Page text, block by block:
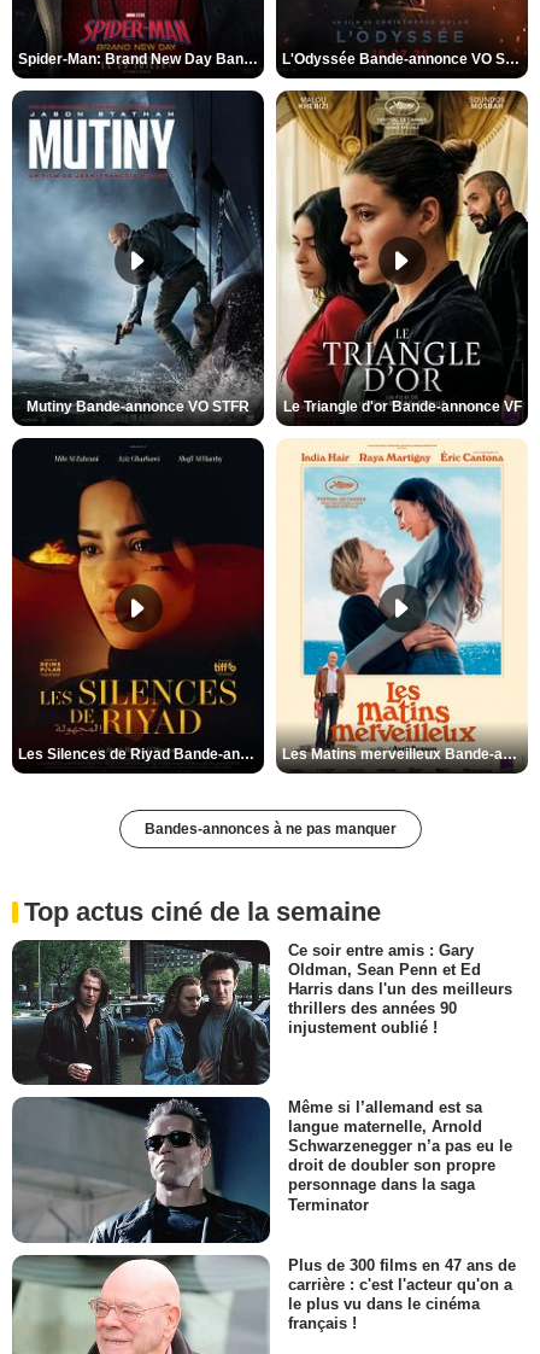
Spider-Man: Brand New Day Bande-annonce VO STFR L'Odyssée Bande-annonce VO STFR
Mutiny Bande-annonce VO STFR Le Triangle d'or Bande-annonce VF
Les Silences de Riyad Bande-annonce VO STFR Les Matins merveilleux Bande-annonce VF
Bandes-annonces à ne pas manquer
Top actus ciné de la semaine
Ce soir entre amis : Gary
Oldman, Sean Penn et Ed
Harris dans l'un des meilleurs
thrillers des années 90
injustement oublié !
Même si l’allemand est sa
langue maternelle, Arnold
Schwarzenegger n’a pas eu le
droit de doubler son propre
personnage dans la saga
Terminator
Plus de 300 films en 47 ans de
carrière : c'est l'acteur qu'on a
le plus vu dans le cinéma
français !